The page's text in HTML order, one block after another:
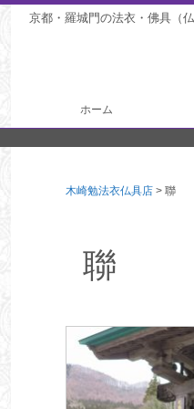
京都・羅城門の法衣・佛具（
ホーム
木崎勉法衣仏具店 > 聯
聯